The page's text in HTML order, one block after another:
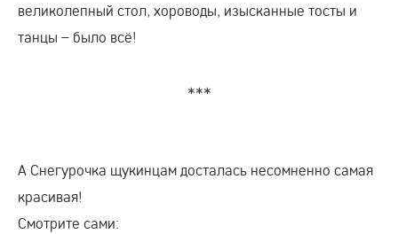
великолепный стол, хороводы, изысканные тосты и
танцы – было всё!
***
А Снегурочка щукинцам досталась несомненно самая
красивая!
Смотрите сами: